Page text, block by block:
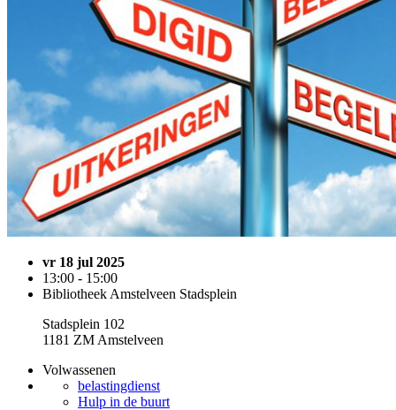
vr 18 jul 2025
13:00 - 15:00
Bibliotheek Amstelveen Stadsplein
Stadsplein 102
1181 ZM Amstelveen
Volwassenen
belastingdienst
Hulp in de buurt